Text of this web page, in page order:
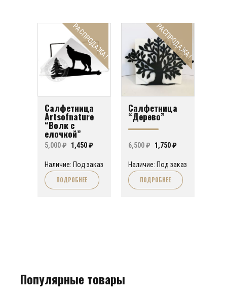
РАСПРОДАЖА!
Салфетница
Artsofnature
“Волк с
елочкой”
5,000₽ Первоначальная
составляла
5,000 ₽.
1,450₽Текущая
1,450 ₽.
Наличие: Под заказ
ПОДРОБНЕЕ
РАСПРОДАЖА!
Салфетница
“Дерево”
6,500₽ Первоначальная
составляла
6,500 ₽.
1,750₽Текущая
1,750 ₽.
Наличие: Под заказ
ПОДРОБНЕЕ
Популярные товары